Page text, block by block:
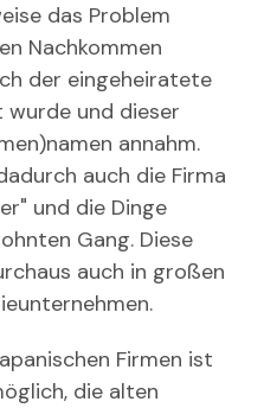
das Problem
Nachkommen
der eingeheiratete
und dieser
annahm.
auch die Firma
und die Dinge
Gang. Diese
auch in großen
Firmen ist
die alten